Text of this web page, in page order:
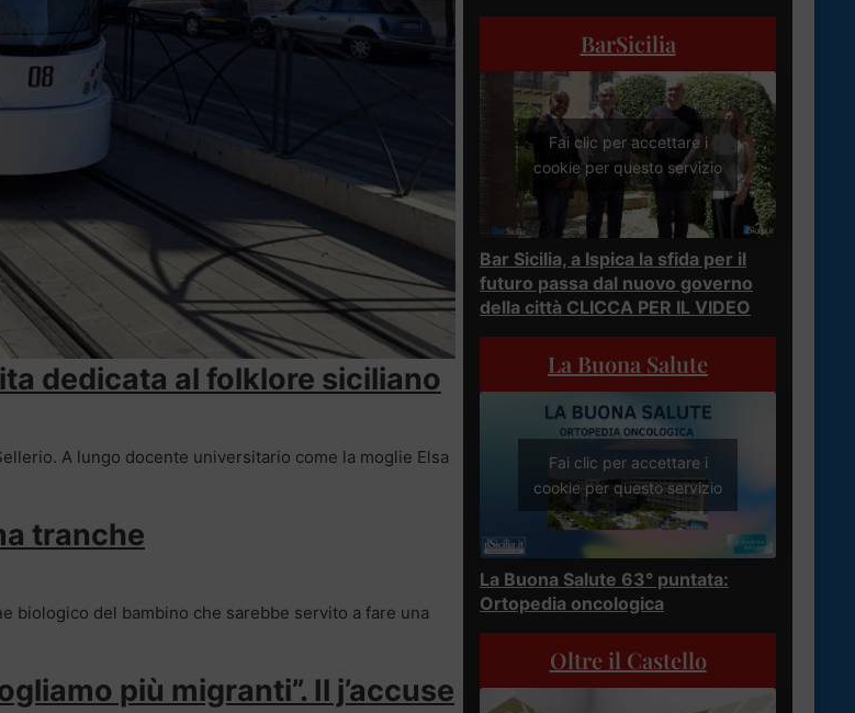
dedicata al folklore siciliano
A lungo docente universitario come la moglie Elsa
tranche
biologico del bambino che sarebbe servito a fare una
più migranti”. Il j’accuse
BarSicilia
Fai clic per accettare i
cookie per questo servizio
Bar Sicilia, a Ispica la sfida per il
futuro passa dal nuovo governo
della città CLICCA PER IL VIDEO
La Buona Salute
Fai clic per accettare i
cookie per questo servizio
La Buona Salute 63° puntata:
Ortopedia oncologica
Oltre il Castello